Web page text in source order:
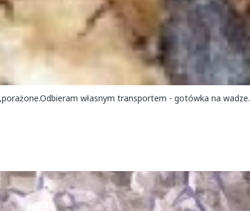
własnym transportem - gotówka na wadze.